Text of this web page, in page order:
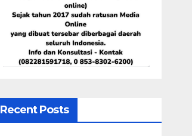
Recent Posts